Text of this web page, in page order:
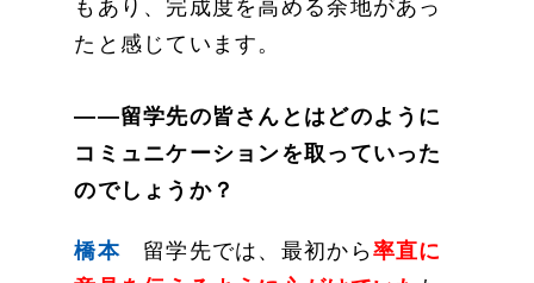
もあり、完成度を高める余地があっ
たと感じています。
——留学先の皆さんとはどのように
コミュニケーションを取っていった
のでしょうか？
橋本留学先では、最初から率直に